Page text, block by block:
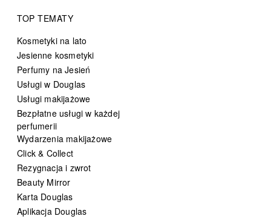
TOP TEMATY
Kosmetyki na lato
Jesienne kosmetyki
Perfumy na Jesień
Usługi w Douglas
Usługi makijażowe
Bezpłatne usługi w każdej
perfumerii
Wydarzenia makijażowe
Click & Collect
Rezygnacja i zwrot
Beauty Mirror
Karta Douglas
Aplikacja Douglas